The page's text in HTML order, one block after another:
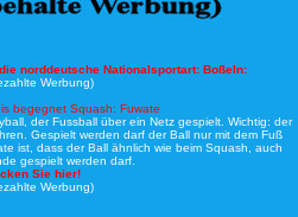
norddeutsche Nationalsportart: Boßeln:
Werbung)
begegnet Squash: Fuwate
der Fussball über ein Netz gespielt. Wichtig: der
Gespielt werden darf der Ball nur mit dem Fuß
ist, dass der Ball ähnlich wie beim Squash, auch
gespielt werden darf.
Sie hier!
Werbung)